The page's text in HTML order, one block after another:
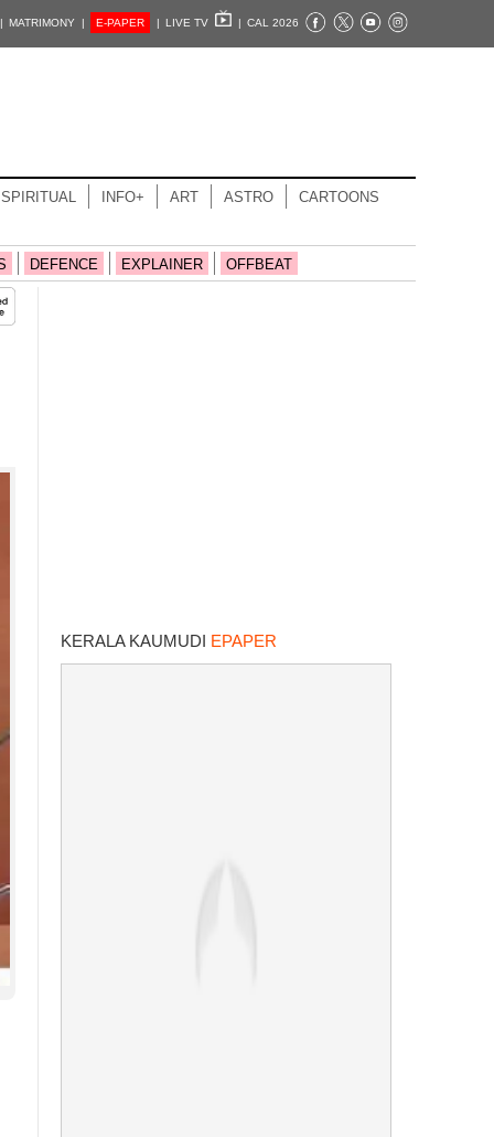
| MATRIMONY | E-PAPER | LIVE TV | CAL 2026
SPIRITUAL INFO+ ART ASTRO CARTOONS
DEFENCE EXPLAINER OFFBEAT
KERALA KAUMUDI EPAPER